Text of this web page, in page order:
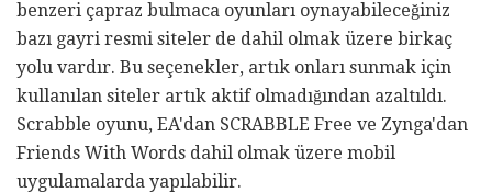
benzeri çapraz bulmaca oyunları oynayabileceğiniz
bazı gayri resmi siteler de dahil olmak üzere birkaç
yolu vardır. Bu seçenekler, artık onları sunmak için
kullanılan siteler artık aktif olmadığından azaltıldı.
Scrabble oyunu, EA'dan SCRABBLE Free ve Zynga'dan
Friends With Words dahil olmak üzere mobil
uygulamalarda yapılabilir.